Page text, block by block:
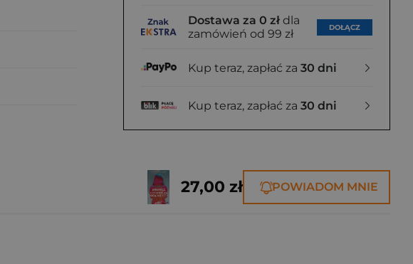
Dostawa za 0 zł dla
zamówień od 99 zł
DOŁĄCZ
Kup teraz, zapłać za 30 dni
Kup teraz, zapłać za 30 dni
27,00 zł POWIADOM MNIE